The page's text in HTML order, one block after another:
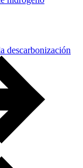
descarbonización